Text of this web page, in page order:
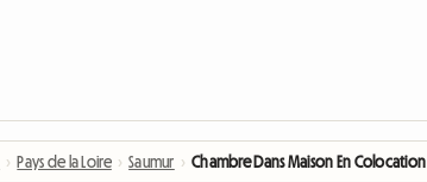
› Pays de la Loire › Saumur › Chambre Dans Maison En Colocation